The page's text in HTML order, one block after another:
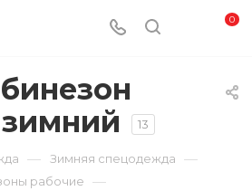
0
13
— Зимняя спецодежда —
рабочие —